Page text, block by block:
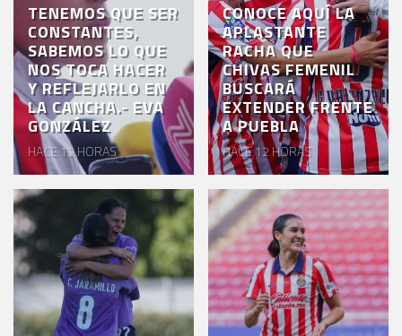
TENEMOS QUE SER
CONSTANTES,
SABEMOS LO QUE
NOS TOCA HACER
Y REFLEJARLO EN
LA CANCHA.- EVA
GONZÁLEZ
HACE 12 HORAS
CONOCE AQUÍ LA
APLASTANTE
RACHA QUE
CHIVAS FEMENIL
BUSCARÁ
EXTENDER FRENTE
A PUEBLA
HACE 12 HORAS